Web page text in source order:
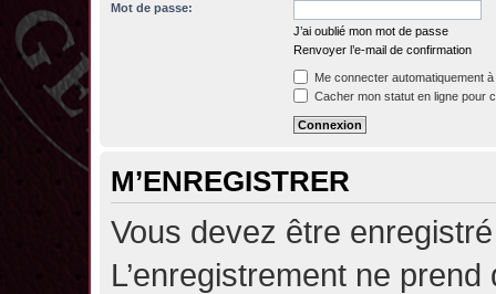
Mot de passe:
J’ai oublié mon mot de passe
Renvoyer l’e-mail de confirmation
Me connecter automatiquement
Cacher mon statut en ligne pour
M’ENREGISTRER
Vous devez être
L’enregistrement ne